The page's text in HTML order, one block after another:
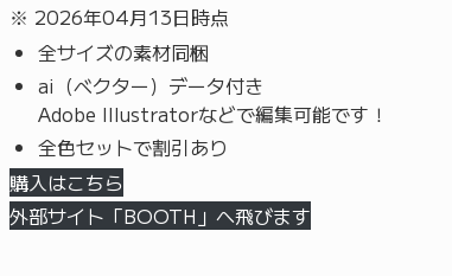
※ 2026年04月13日時点
全サイズの素材同梱
ai（ベクター）データ付き
Adobe Illustratorなどで編集可能です！
全色セットで割引あり
購入はこちら
外部サイト「BOOTH」へ飛びます